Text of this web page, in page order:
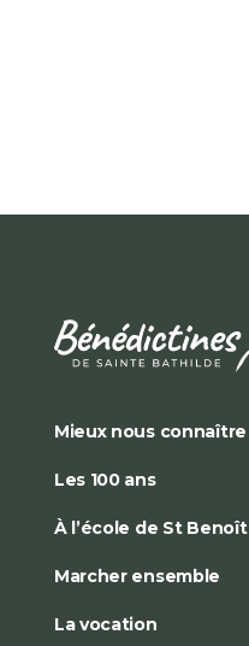
Mieux nous connaître
Les 100 ans
À l’école de St Benoît
Marcher ensemble
La vocation